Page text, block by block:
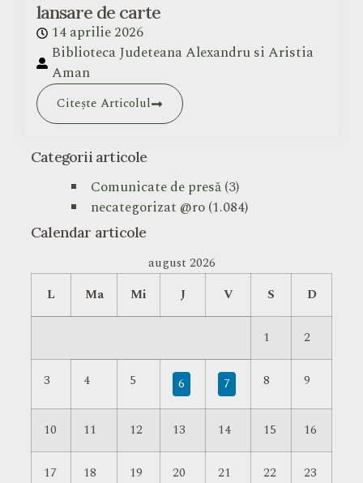
lansare de carte
14 aprilie 2026
Biblioteca Judeteana Alexandru si Aristia
Aman
Citește Articolul
Categorii articole
Comunicate de presă(3)
necategorizat @ro(1.084)
Calendar articole
august 2026
L
Ma Mi J V S D
1 2
3 4 5 6 7 8 9
10 11 12 13 14 15 16
17 18 19 20 21 22 23